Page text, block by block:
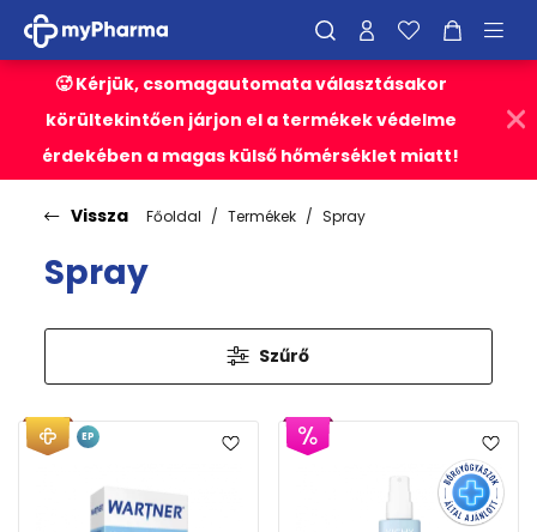
🥵 Kérjük, csomagautomata választásakor
körültekintően járjon el a termékek védelme
érdekében a magas külső hőmérséklet miatt!
Vissza Főoldal Termékek Spray
Spray
Szűrő
EP